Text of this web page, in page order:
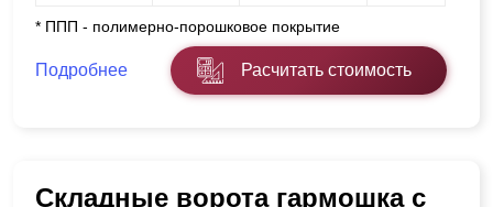
* ППП - полимерно-порошковое покрытие
Подробнее Расчитать стоимость
Складные ворота гармошка с